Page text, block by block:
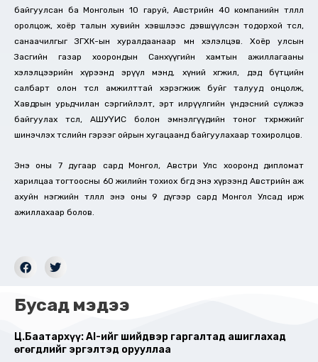
байгуулсан ба Монголын 10 гаруй, Австрийн 40 компанийн төлөөлөл
оролцож, хоёр талын хувийн хэвшлээс дэвшүүлсэн тодорхой төсөл,
санаачилгыг ЗГХК-ын хуралдаанаар мөн хэлэлцэв. Хоёр улсын
Засгийн газар хоорондын Санхүүгийн хамтын ажиллагааны
хэлэлцээрийн хүрээнд эрүүл мэнд, хүний хөгжил, дэд бүтцийн
салбарт олон төсөл амжилттай хэрэгжиж буйг талууд онцолж,
Хавдрын урьдчилан сэргийлэлт, эрт илрүүлгийн үндэсний сүлжээ
байгуулах төсөл, АШУҮИС болон эмнэлгүүдийн тоног төхөөрөмжийг
шинэчлэх төслийн гэрээг ойрын хугацаанд байгуулахаар тохиролцов.
Энэ оны 7 дугаар сард Монгол, Австри Улс хооронд дипломат
харилцаа тогтоосны 60 жилийн тохиох бөгөөд энэ хүрээнд Австрийн аж
ахуйн нэгжийн төлөөлөл энэ оны 9 дүгээр сард Монгол Улсад ирж
ажиллахаар болов.
Бусад мэдээ
Ц.Баатархүү: AI-ийг шийдвэр гаргалтад ашиглахад
өгөгдлийг эргэлтэд орууллаа